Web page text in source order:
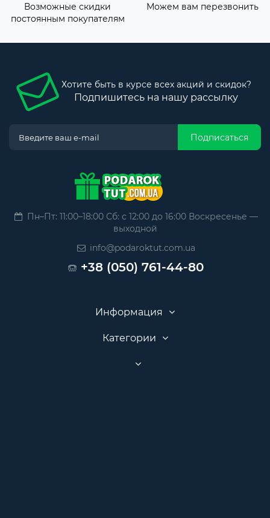
Возможные скидки
постоянным покупателям
Можем вам перезвонить
Хотите быть в курсе всех акций и скидок?
Подпишитесь на нашу рассылку
Подписаться
Пн–Пт: 11:00–18:00 Сб: с 12:00 до 16:00 Воскресенье —
выходной
info@podaroktut.com.ua
+38 (050) 761-44-80
Информация
Категории